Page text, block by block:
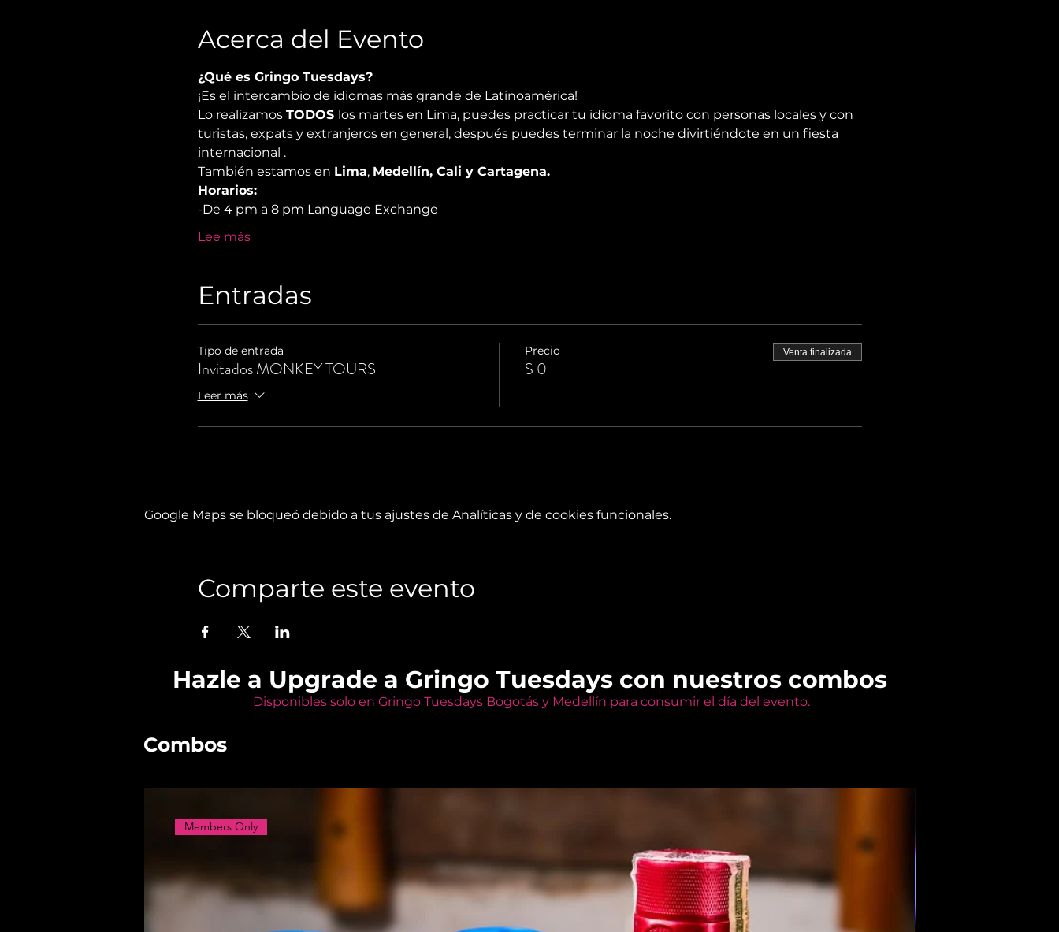
Acerca del Evento
¿Qué es Gringo Tuesdays?
¡Es el intercambio de idiomas más grande de Latinoamérica!
Lo realizamos TODOS los martes en Lima, puedes practicar tu idioma favorito con personas locales y con
turistas, expats y extranjeros en general, después puedes terminar la noche divirtiéndote en un fiesta
internacional .
También estamos en Lima, Medellín, Cali y Cartagena.
Horarios:
-De 4 pm a 8 pm Language Exchange
Lee más
Entradas
Tipo de entrada
Invitados MONKEY TOURS
Leer más
Precio
$ 0
Venta finalizada
Google Maps se bloqueó debido a tus ajustes de Analíticas y de cookies funcionales.
Comparte este evento
Hazle a Upgrade a Gringo Tuesdays con nuestros combos
Disponibles solo en Gringo Tuesdays Bogotás y Medellín para consumir el día del evento.
Combos
Members Only